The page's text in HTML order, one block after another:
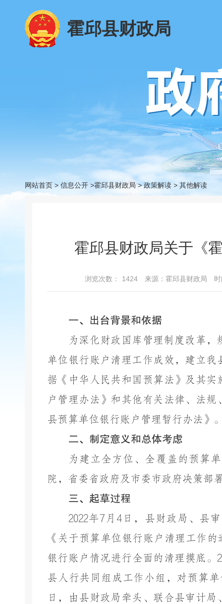
霍邱县财政局
网站首页 > 信息公开 >霍邱县财政局> 政策解读 > 其他解读
霍邱县财政局关于《
浏览次数： 1424 来源：霍邱县财政局
一、出台背景和依据
为深化财政国库管理制度改革
单位银行账户清理工作成效，建立
据《中华人民共和国预算法》及其
户管理办法》和其他有关法律、法
县预算单位银行账户管理暂行办法》
二、制定意义和总体考虑
为建立全方位、全覆盖的预算
院，省委省政府及市委市政府决策部
三、起草过程
2022年7月4日，县财政局、县
《关于预算单位银行账户清理工作
银行账户情况进行全面的清理摸底。
县人行共同组成工作小组，对预算
日，
由县财政局牵头、联合县审计